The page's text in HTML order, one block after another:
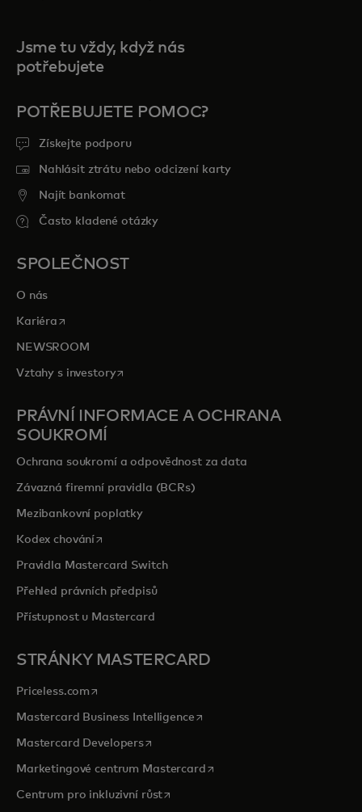
Jsme tu vždy, když nás
potřebujete
POTŘEBUJETE POMOC?
Získejte podporu
Nahlásit ztrátu nebo odcizení karty
Najít bankomat
Často kladené otázky
SPOLEČNOST
O nás
Kariéra opens in a new tab
NEWSROOM
Vztahy s investoryopens in a new tab
PRÁVNÍ INFORMACE A OCHRANA
SOUKROMÍ
Ochrana soukromí a odpovědnost za data
Závazná firemní pravidla (BCRs)
Mezibankovní poplatky
Kodex chováníopens in a new tab
Pravidla Mastercard Switch
Přehled právních předpisů
Přístupnost u Mastercard
STRÁNKY MASTERCARD
Priceless.com opens in a new tab
Mastercard Business Intelligenceopens in a new tab
Mastercard Developersopens in a new tab
Marketingové centrum Mastercardopens in a new tab
Centrum pro inkluzivní růstopens in a new tab